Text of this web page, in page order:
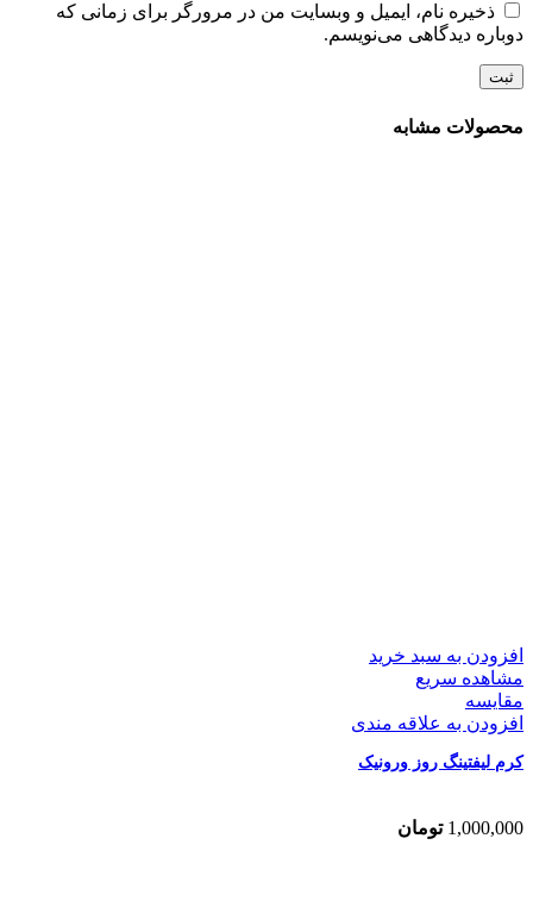
ذخیره نام، ایمیل و وبسایت من در مرورگر برای زمانی که
دوباره دیدگاهی می‌نویسم.
محصولات مشابه
افزودن به سبد خرید
مشاهده سریع
مقایسه
افزودن به علاقه مندی
کرم لیفتینگ روز ورونیک
1,000,000 تومان